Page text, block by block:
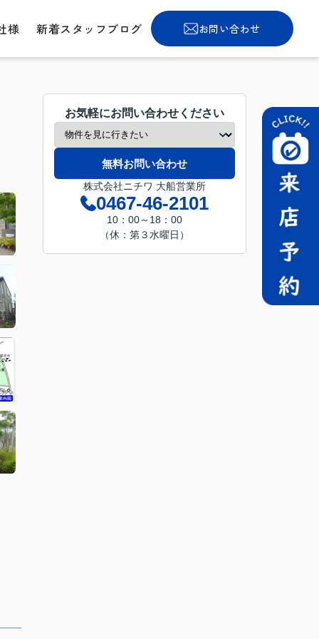
様 新着スタッフブログ お問い合わせ
お気軽にお問い合わせください
無料お問い合わせ
株式会社ニチワ 大船営業所
0467-46-2101
10：00～18：00
（休：第３水曜日）